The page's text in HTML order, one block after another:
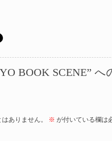
BOOK SCENE” へ
ありません。 ※ が付いている欄は